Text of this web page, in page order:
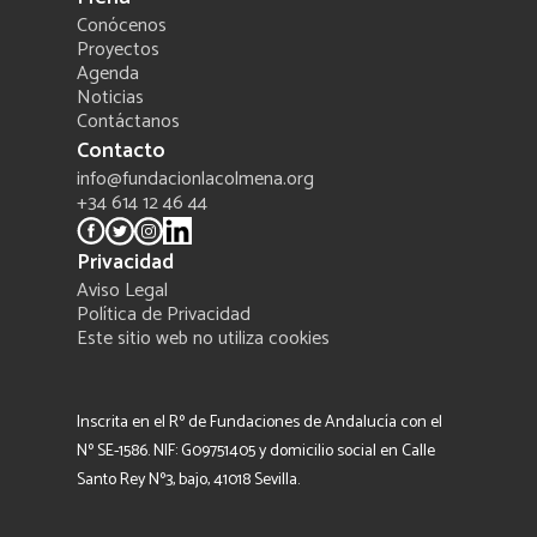
Conócenos
Proyectos
Agenda
Noticias
Contáctanos
Contacto
info@fundacionlacolmena.org
+34 614 12 46 44
Privacidad
Aviso Legal
Política de Privacidad
Este sitio web no utiliza cookies
Inscrita en el Rº de Fundaciones de Andalucía con el
Nº SE-1586. NIF: G09751405 y domicilio social en Calle
Santo Rey Nº3, bajo, 41018 Sevilla.